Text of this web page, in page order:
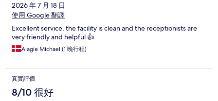
2026 年 7 月 18 日
使用 Google 翻譯
Excellent service, the facility is clean and the receptionists are
very friendly and helpful 👍
Alagie Michael (1 晚行程)
真實評價
8/10 很好